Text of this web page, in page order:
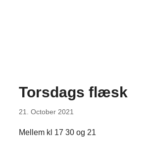
Torsdags flæsk
21. October 2021
Mellem kl 17 30 og 21